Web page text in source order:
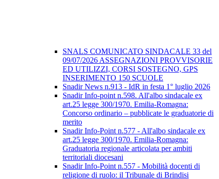
SNALS COMUNICATO SINDACALE 33 del
09/07/2026 ASSEGNAZIONI PROVVISORIE
ED UTILIZZI, CORSI SOSTEGNO, GPS
INSERIMENTO 150 SCUOLE
Snadir News n.913 - IdR in festa 1° luglio 2026
Snadir Info-point n.598. All'albo sindacale ex
art.25 legge 300/1970. Emilia-Romagna:
Concorso ordinario – pubblicate le graduatorie di
merito
Snadir Info-Point n.577 - All'albo sindacale ex
art.25 legge 300/1970. Emilia-Romagna:
Graduatoria regionale articolata per ambiti
territoriali diocesani
Snadir Info-Point n.557 - Mobilità docenti di
religione di ruolo: il Tribunale di Brindisi